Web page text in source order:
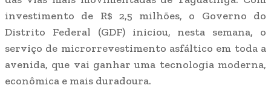
investimento de R$ 2,5 milhões, o Governo do
Distrito Federal (GDF) iniciou, nesta semana, o
serviço de microrrevestimento asfáltico em toda a
avenida, que vai ganhar uma tecnologia moderna,
econômica e mais duradoura.